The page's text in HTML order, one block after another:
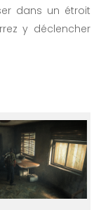
dans un étroit
y déclencher